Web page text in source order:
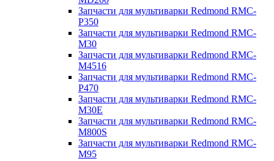
Запчасти для мультиварки Redmond RMC-
P350
Запчасти для мультиварки Redmond RMC-
M30
Запчасти для мультиварки Redmond RMC-
M4516
Запчасти для мультиварки Redmond RMC-
P470
Запчасти для мультиварки Redmond RMC-
M30E
Запчасти для мультиварки Redmond RMC-
M800S
Запчасти для мультиварки Redmond RMC-
M95